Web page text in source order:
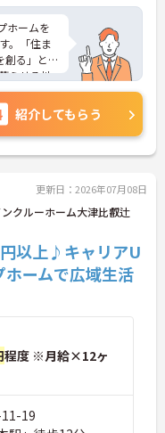
ホームを
。「住ま
創る」と
らせる地
ビス支援
を尊重し
ホーム専
おり、清
研修をは
ってこら
の専門性
員を目指
講支援な
きまして
ることで
名体制を
ただけま
います】
土日のみ
ベートの
す【現場
います】
紹介してもらう
更新日：2026年07月08日
クルーホーム大津比叡辻
円以上♪キャリアU
ームで広域生活
程度 ※月給×12ヶ
19